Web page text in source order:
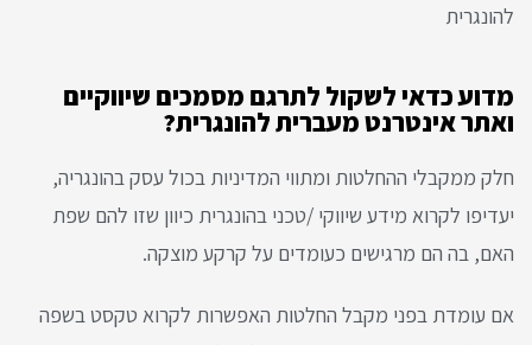
להונגרית
מדוע כדאי לשקול לתרגם מסמכים שיווקיים
ואתר אינטרנט מעברית להונגרית?
חלק ממקבלי ההחלטות ומתווי המדיניות בכול עסק בהונגריה,
יעדיפו לקרוא מידע שיווקי /טכני בהונגרית כיוון שזו להם שפת
האם, בה הם מרגישים כעומדים על קרקע מוצקה.
אם עומדת בפני מקבל החלטות האפשרות לקרוא טקסט בשפה